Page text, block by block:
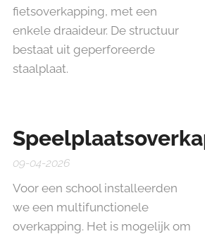
fietsoverkapping, met een
enkele draaideur. De structuur
bestaat uit geperforeerde
staalplaat.
09-04-2026
Voor een school installeerden
we een multifunctionele
overkapping. Het is mogelijk om